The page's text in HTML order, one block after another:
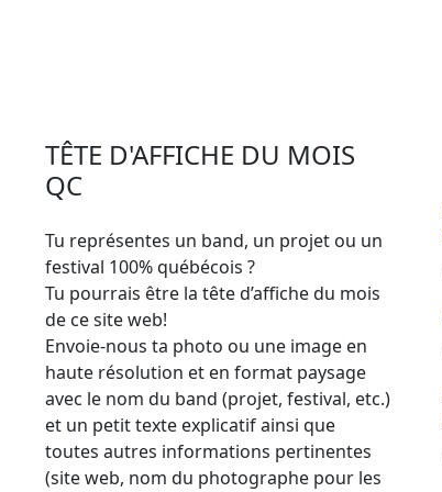
TÊTE D'AFFICHE DU MOIS
QC
Tu représentes un band, un projet ou un
festival 100% québécois ?
Tu pourrais être la tête d’affiche du mois
de ce site web!
Envoie-nous ta photo ou une image en
haute résolution et en format paysage
avec le nom du band (projet, festival, etc.)
et un petit texte explicatif ainsi que
toutes autres informations pertinentes
(site web, nom du photographe pour les